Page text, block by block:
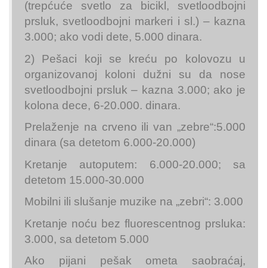
(trepćuće svetlo za bicikl, svetloodbojni
prsluk, svetloodbojni markeri i sl.) – kazna
3.000; ako vodi dete, 5.000 dinara.
2) Pešaci koji se kreću po kolovozu u
organizovanoj koloni dužni su da nose
svetloodbojni prsluk – kazna 3.000; ako je
kolona dece, 6-20.000. dinara.
Prelaženje na crveno ili van „zebre“:5.000
dinara (sa detetom 6.000-20.000)
Kretanje autoputem: 6.000-20.000; sa
detetom 15.000-30.000
Mobilni ili slušanje muzike na „zebri“: 3.000
Kretanje noću bez fluorescentnog prsluka:
3.000, sa detetom 5.000
Ako pijani pešak ometa saobraćaj,